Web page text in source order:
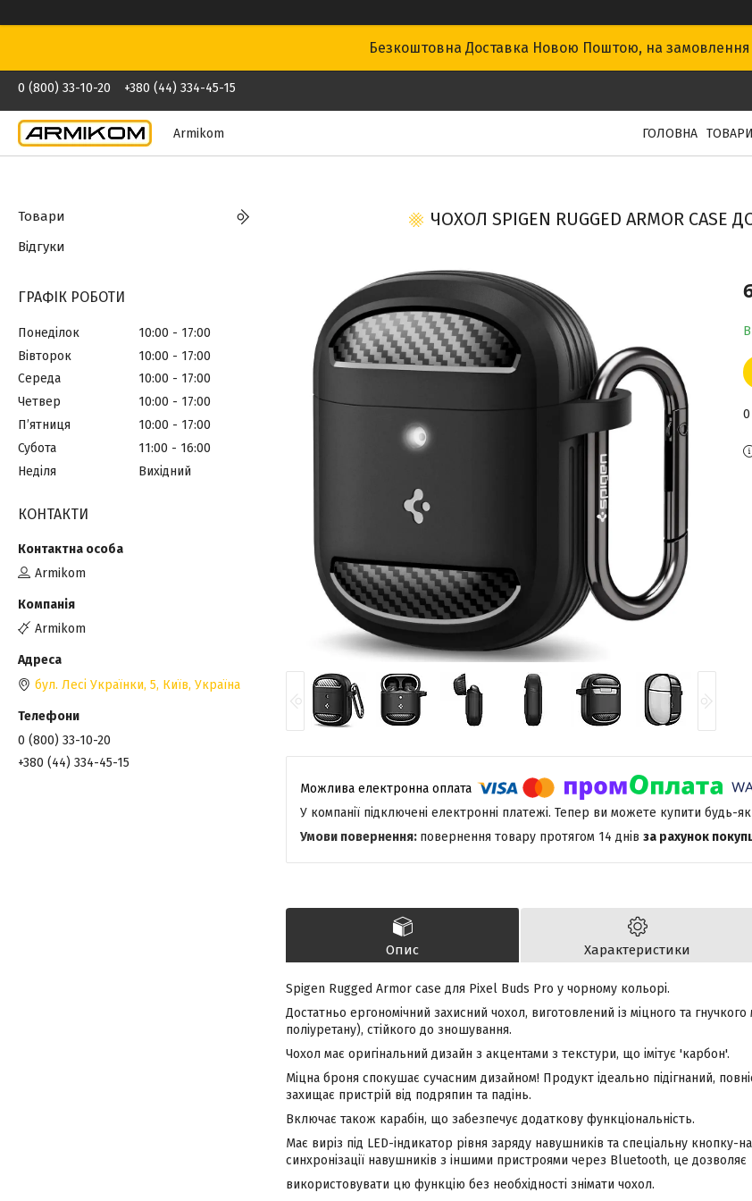
Безкоштовна Доставка Новою Поштою, на замовлення
0 (800) 33-10-20 +380 (44) 334-45-15
Armikom ГОЛОВНА ТОВАРИ
ЧОХОЛ SPIGEN RUGGED ARMOR CASE
У компанії підключені електронні платежі. Тепер ви можете купити будь-
повернення товару протягом 14 днів за рахунок
Опис Характеристики
Spigen Rugged Armor case для Pixel Buds Pro у чорному кольорі.
Достатньо ергономічний захисний чохол, виготовлений із міцного та
поліуретану), стійкого до зношування.
Чохол має оригінальний дизайн з акцентами з текстури, що імітує 'карбон'.
Міцна броня спокушає сучасним дизайном! Продукт ідеально підігнаний,
захищає пристрій від подряпин та падінь.
Включає також карабін, що забезпечує додаткову функціональність.
Має виріз під LED-індикатор рівня заряду навушників та спеціальну кнопку-
синхронізації навушників з іншими пристроями через Bluetooth, це дозволяє
використовувати цю функцію без необхідності знімати чохол.
Товари
Відгуки
ГРАФІК РОБОТИ
Понеділок 10:00
17:00
Вівторок
10:00
17:00
Середа
10:00
17:00
Четвер
10:00
17:00
Пʼятниця
10:00
17:00
Субота
11:00
16:00
Неділя
Вихідний
КОНТАКТИ
Armikom
Armikom
бул. Лесі Українки, 5, Київ, Україна
0 (800) 33-10-20
+380 (44) 334-45-15